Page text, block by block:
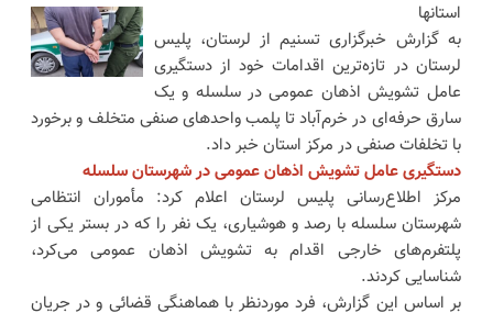
استانها
به گزارش خبرگزاری تسنیم از لرستان، پلیس
لرستان در تازه‌ترین اقدامات خود از دستگیری
عامل تشویش اذهان عمومی در سلسله و یک
سارق حرفه‌ای در خرم‌آباد تا پلمب واحدهای صنفی متخلف و برخورد
با تخلفات صنفی در مرکز استان خبر داد.
دستگیری عامل تشویش اذهان عمومی در شهرستان سلسله
مرکز اطلاع‌رسانی پلیس لرستان اعلام کرد: مأموران انتظامی
شهرستان سلسله با رصد و هوشیاری، یک نفر را که در بستر یکی از
پلتفرم‌های خارجی اقدام به تشویش اذهان عمومی می‌کرد،
شناسایی کردند.
بر اساس این گزارش، فرد موردنظر با هماهنگی قضائی و در جریان